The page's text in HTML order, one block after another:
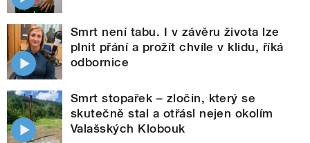
Smrt není tabu. I v závěru života lze
plnit přání a prožít chvíle v klidu, říká
odbornice
Smrt stopařek – zločin, který se
skutečně stal a otřásl nejen okolím
Valašských Klobouk